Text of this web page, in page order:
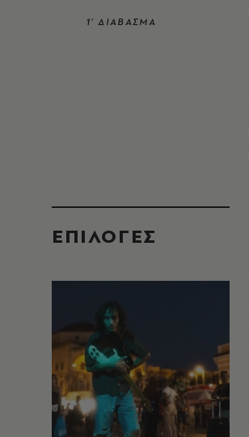
1’ ΔΙΑΒΑΣΜΑ
EΠΙΛΟΓΈΣ